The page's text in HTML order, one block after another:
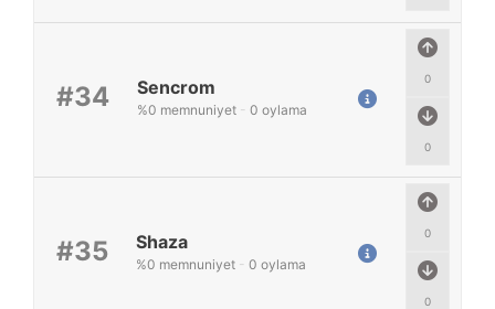
#34
0
0
Sencrom
%0 memnuniyet - 0 oylama
#35
0
0
Shaza
%0 memnuniyet - 0 oylama